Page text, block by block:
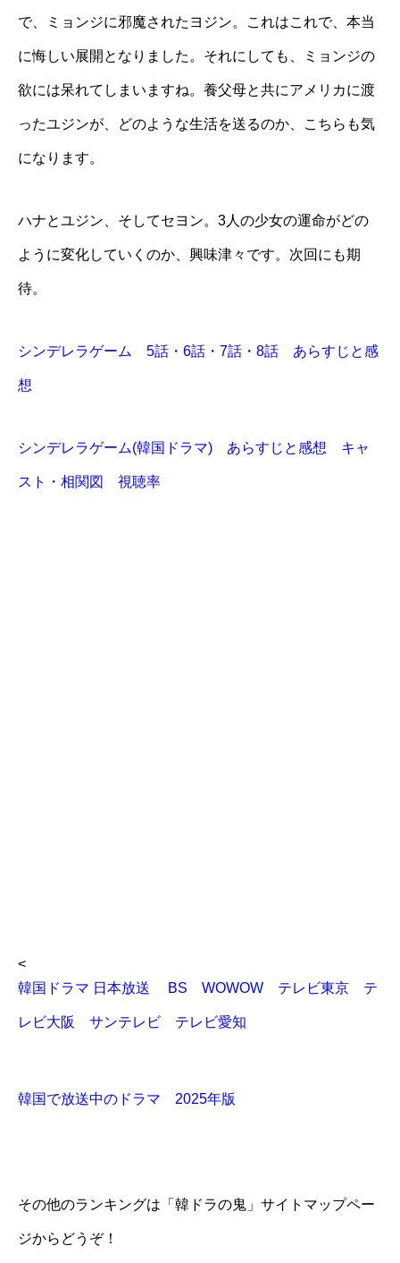
で、ミョンジに邪魔されたヨジン。これはこれで、本当
に悔しい展開となりました。それにしても、ミョンジの
欲には呆れてしまいますね。養父母と共にアメリカに渡
ったユジンが、どのような生活を送るのか、こちらも気
になります。
ハナとユジン、そしてセヨン。3人の少女の運命がどの
ように変化していくのか、興味津々です。次回にも期
待。
シンデレラゲーム 5話・6話・7話・8話 あらすじと感
想
シンデレラゲーム(韓国ドラマ) あらすじと感想 キャ
スト・相関図 視聴率
<
韓国ドラマ 日本放送 BS WOWOW テレビ東京 テ
レビ大阪 サンテレビ テレビ愛知
韓国で放送中のドラマ 2025年版
その他のランキングは「韓ドラの鬼」サイトマップペー
ジからどうぞ！